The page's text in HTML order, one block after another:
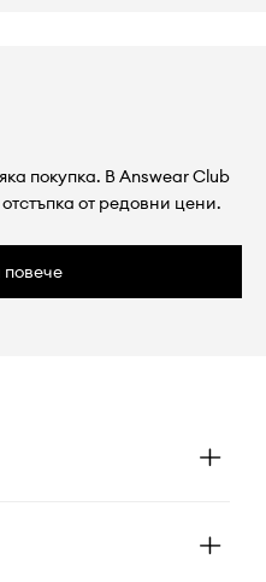
покупка. В Answear Club
от редовни цени.